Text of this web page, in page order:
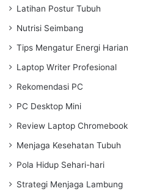
Latihan Postur Tubuh
Nutrisi Seimbang
Tips Mengatur Energi Harian
Laptop Writer Profesional
Rekomendasi PC
PC Desktop Mini
Review Laptop Chromebook
Menjaga Kesehatan Tubuh
Pola Hidup Sehari-hari
Strategi Menjaga Lambung